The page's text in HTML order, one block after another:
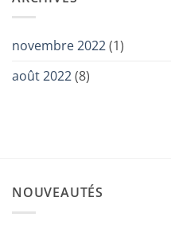
novembre 2022(1)
août 2022(8)
NOUVEAUTÉS